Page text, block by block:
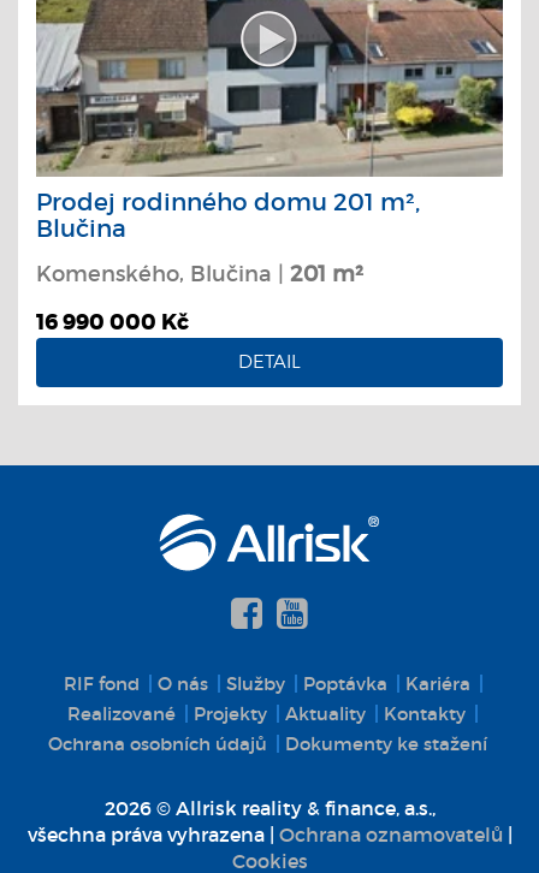
Prodej rodinného domu 201 m²,
Blučina
Komenského, Blučina | 201 m²
16 990 000 Kč
DETAIL
RIF fond O nás Služby Poptávka
Kariéra
Realizované
Projekty Aktuality
Kontakty
Ochrana osobních údajů
Dokumenty ke stažení
2026 © Allrisk reality & finance, a.s.,
všechna práva vyhrazena | Ochrana oznamovatelů |
Cookies